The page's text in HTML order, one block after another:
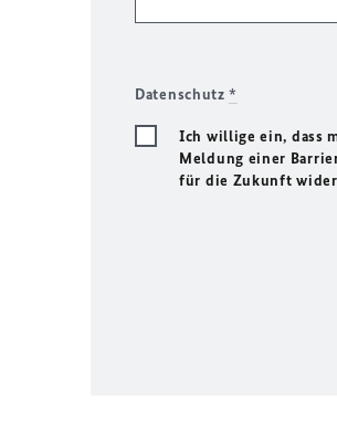
Datenschutz*
Ich willige ein, dass
Meldung einer
für die Zukunft